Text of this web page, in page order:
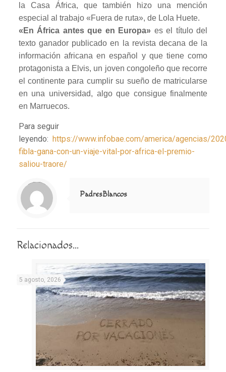
la Casa África, que también hizo una mención
especial al trabajo «Fuera de ruta», de Lola Huete.
«En África antes que en Europa» es el título del
texto ganador publicado en la revista decana de la
información africana en español y que tiene como
protagonista a Elvis, un joven congoleño que recorre
el continente para cumplir su sueño de matricularse
en una universidad, algo que consigue finalmente
en Marruecos.
Para seguir
leyendo: https://www.infobae.com/america/agencias/
fibla-gana-con-un-viaje-vital-por-africa-el-premio-
saliou-traore/
Notice
: Trying to access array offset on value of type null in
/home/misioner/public_html/padresblancos/themes/betheme/includes/content-single.php
on line
286
PadresBlancos
Relacionados...
5 agosto, 2026